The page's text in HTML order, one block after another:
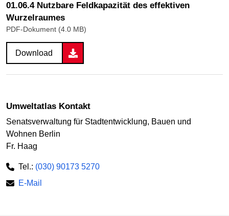
01.06.4 Nutzbare Feldkapazität des effektiven
Wurzelraumes
PDF-Dokument (4.0 MB)
Download
Umweltatlas Kontakt
Senatsverwaltung für Stadtentwicklung, Bauen und
Wohnen Berlin
Fr. Haag
Tel.: (030) 90173 5270
E-Mail